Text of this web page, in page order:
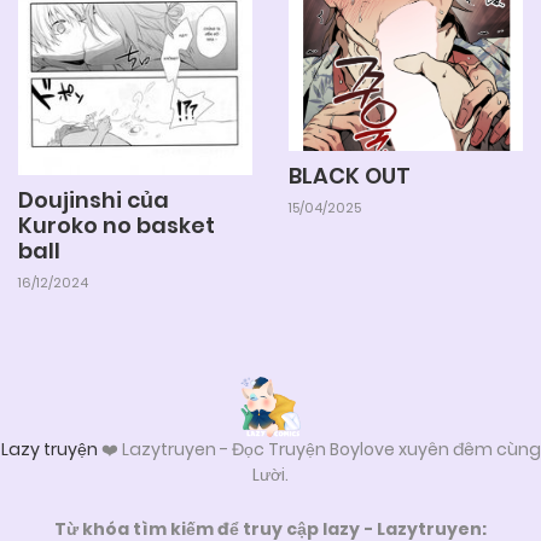
Chapter 75 04/06/2025
Chapter 74 04/06/2025
Chapter 73 04/06/2025
Doujinshi của
Kuroko no basket
ball
16/12/2024
BLACK OUT
15/04/2025
Lazy truyện ❤️ Lazytruyen - Đọc Truyện Boylove xuyên đêm cùng
Lười.
Từ khóa tìm kiếm để truy cập lazy - Lazytruyen: